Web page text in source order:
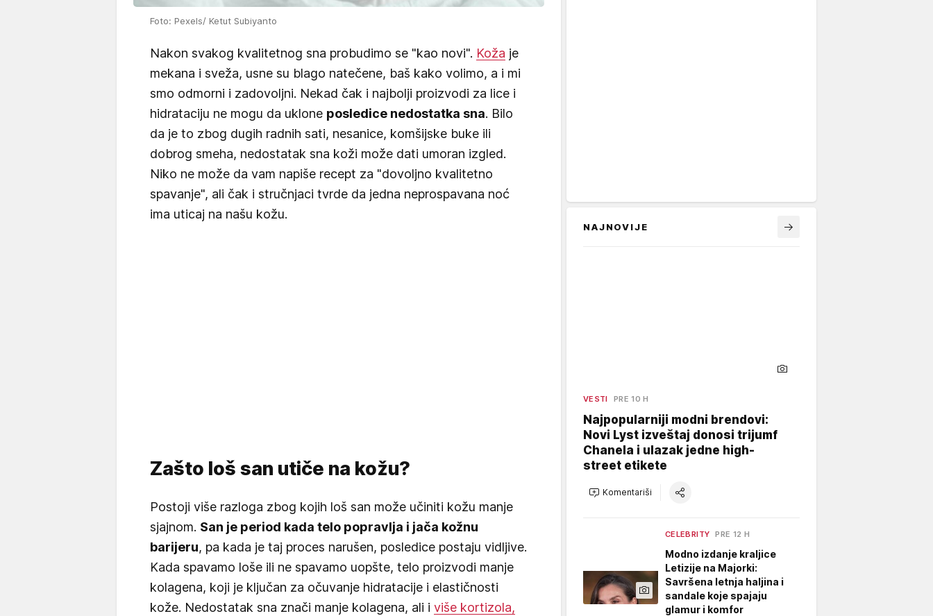
Foto: Pexels/ Ketut Subiyanto
Nakon svakog kvalitetnog sna probudimo se "kao novi". Koža je
mekana i sveža, usne su blago natečene, baš kako volimo, a i mi
smo odmorni i zadovoljni. Nekad čak i najbolji proizvodi za lice i
hidrataciju ne mogu da uklone posledice nedostatka sna. Bilo
da je to zbog dugih radnih sati, nesanice, komšijske buke ili
dobrog smeha, nedostatak sna koži može dati umoran izgled.
Niko ne može da vam napiše recept za "dovoljno kvalitetno
spavanje", ali čak i stručnjaci tvrde da jedna neprospavana noć
ima uticaj na našu kožu.
Zašto loš san utiče na kožu?
Postoji više razloga zbog kojih loš san može učiniti kožu manje
sjajnom. San je period kada telo popravlja i jača kožnu
barijeru, pa kada je taj proces narušen, posledice postaju vidljive.
Kada spavamo loše ili ne spavamo uopšte, telo proizvodi manje
kolagena, koji je ključan za očuvanje hidratacije i elastičnosti
kože. Nedostatak sna znači manje kolagena, ali i više kortizola,
NAJNOVIJE
VESTI PRE 10 H
Najpopularniji modni brendovi:
Novi Lyst izveštaj donosi trijumf
Chanela i ulazak jedne high-
street etikete
Komentariši
CELEBRITY PRE 12 H
Modno izdanje kraljice
Letizije na Majorki:
Savršena letnja haljina i
sandale koje spajaju
glamur i komfor